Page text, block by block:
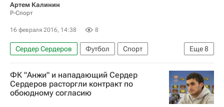
Артем Калинин
Р-Спорт
16 февраля 2016, 14:38 8
Еще8
Сердер Сердеров Футбол
Спорт
Сергей Кораблев
РПЛ 2026-2027 (Чемпионат России по футболу)
Анжи
Бернард Бериша
ФК "Анжи" и нападающий Сердер
Сердеров расторгли контракт по
обоюдному согласию